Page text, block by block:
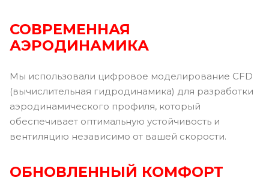
СОВРЕМЕННАЯ
АЭРОДИНАМИКА
Мы использовали цифровое моделирование CFD
(вычислительная гидродинамика) для разработки
аэродинамического профиля, который
обеспечивает оптимальную устойчивость и
вентиляцию независимо от вашей скорости.
ОБНОВЛЕННЫЙ КОМФОРТ